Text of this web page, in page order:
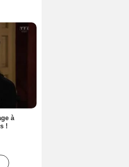
à
!